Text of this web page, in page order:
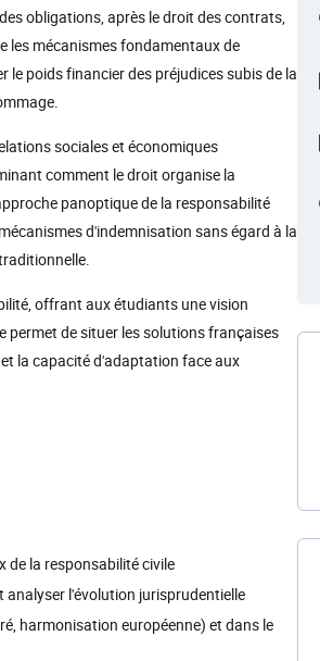
obligations, après le droit des contrats,
les mécanismes fondamentaux de
poids financier des préjudices subis de la
sociales et économiques
comment le droit organise la
panoptique de la responsabilité
d'indemnisation sans égard à la
offrant aux étudiants une vision
permet de situer les solutions françaises
la capacité d'adaptation face aux
de la responsabilité civile
analyser l'évolution jurisprudentielle
harmonisation européenne) et dans le